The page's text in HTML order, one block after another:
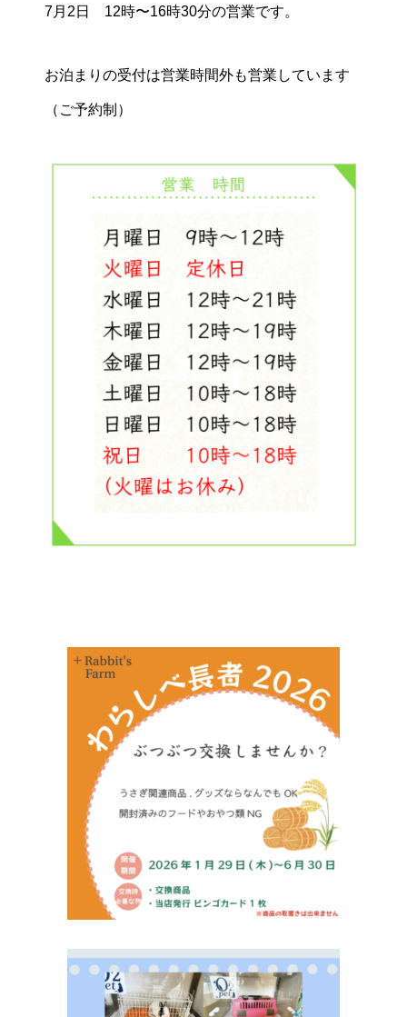
7月2日 12時〜16時30分の営業です。
お泊まりの受付は営業時間外も営業しています
（ご予約制）